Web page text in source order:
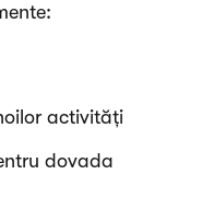
activități
dovada